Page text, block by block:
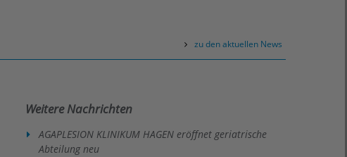
zu den aktuellen News
Weitere Nachrichten
AGAPLESION KLINIKUM HAGEN eröffnet geriatrische
Abteilung neu